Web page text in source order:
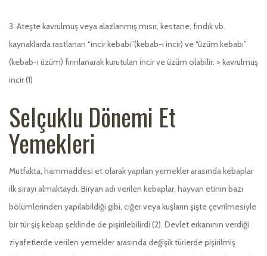
3. Ateşte kavrulmuş veya alazlanmış mısır, kestane, fındık vb.
kaynaklarda rastlanan “incir kebabı”(kebab-ı incir) ve “üzüm kebabı”
(kebab-ı üzüm) fırınlanarak kurutulan incir ve üzüm olabilir. > kavrulmuş
incir (1)
Selçuklu Dönemi Et
Yemekleri
Mutfakta, hammaddesi et olarak yapılan yemekler arasında kebaplar
ilk sırayı almaktaydı. Biryan adı verilen kebaplar, hayvan etinin bazı
bölümlerinden yapılabildiği gibi, ciğer veya kuşların şişte çevrilmesiyle
bir tür şiş kebap şeklinde de pişirilebilirdi (2). Devlet erkanının verdiği
ziyafetlerde verilen yemekler arasında değişik türlerde pişirilmiş